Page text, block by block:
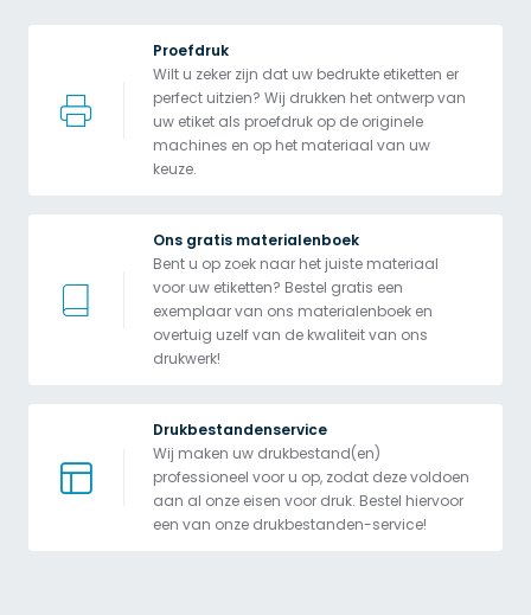
Proefdruk
Wilt u zeker zijn dat uw bedrukte etiketten er
perfect uitzien? Wij drukken het ontwerp van
uw etiket als proefdruk op de originele
machines en op het materiaal van uw
keuze.
Ons gratis materialenboek
Bent u op zoek naar het juiste materiaal
voor uw etiketten? Bestel gratis een
exemplaar van ons materialenboek en
overtuig uzelf van de kwaliteit van ons
drukwerk!
Drukbestandenservice
Wij maken uw drukbestand(en)
professioneel voor u op, zodat deze voldoen
aan al onze eisen voor druk. Bestel hiervoor
een van onze drukbestanden-service!